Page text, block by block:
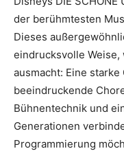
der berühmtesten
Dieses
eindrucksvolle
ausmacht: Eine
beeindruckende
Bühnentechnik und
Generationen
Programmierung